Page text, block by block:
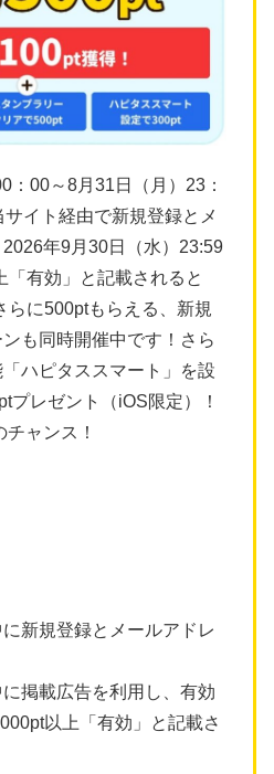
：00～8月31日（月）23：
サイト経由で新規登録とメ
年9月30日（水）23:59
「有効」と記載されると
らに500ptもらえる、新規
も同時開催中です！さら
ハピタススマート」を設
プレゼント（iOS限定）！
ャンス！
新規登録とメールアドレ
掲載広告を利用し、有効
以上「有効」と記載さ